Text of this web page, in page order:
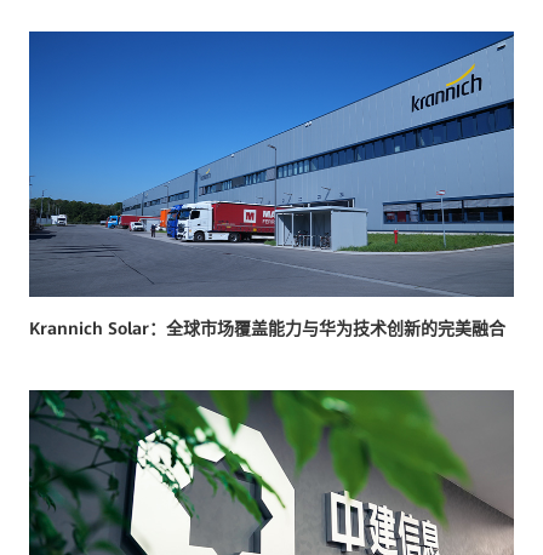
Krannich Solar：全球市场覆盖能力与华为技术创新的完美融合